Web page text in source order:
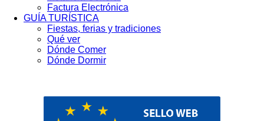
Factura Electrónica
GUÍA TURÍSTICA
Fiestas, ferias y tradiciones
Qué ver
Dónde Comer
Dónde Dormir